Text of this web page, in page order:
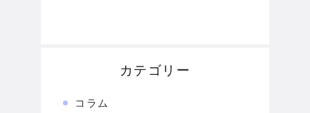
カテゴリー
コラム